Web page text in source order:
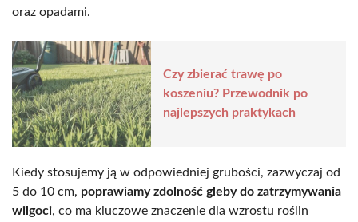
oraz opadami.
Czy zbierać trawę po
koszeniu? Przewodnik po
najlepszych praktykach
Kiedy stosujemy ją w odpowiedniej grubości, zazwyczaj od
5 do 10 cm, poprawiamy zdolność gleby do zatrzymywania
wilgoci, co ma kluczowe znaczenie dla wzrostu roślin